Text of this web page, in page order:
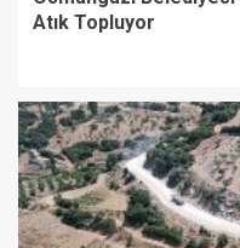
Atık Topluyor